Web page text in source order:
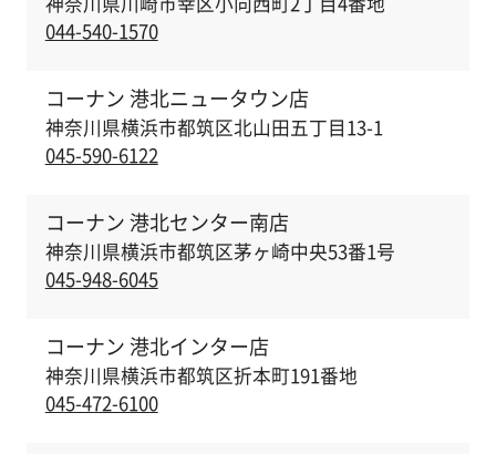
044-540-1570
コーナン 港北ニュータウン店
神奈川県横浜市都筑区北山田五丁目13-1
045-590-6122
コーナン 港北センター南店
神奈川県横浜市都筑区茅ヶ崎中央53番1号
045-948-6045
コーナン 港北インター店
神奈川県横浜市都筑区折本町191番地
045-472-6100